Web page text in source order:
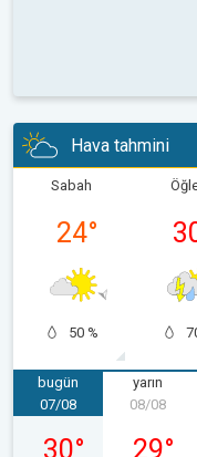
Hava tahmini
Sabah
24°
50 %
bugün
venerdì 07/08
07/08
30°
yarın
08/08
29°